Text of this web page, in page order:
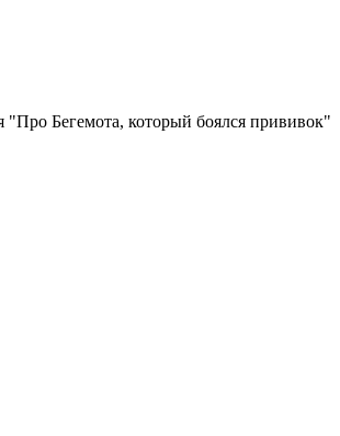
"Про Бегемота, который боялся прививок"